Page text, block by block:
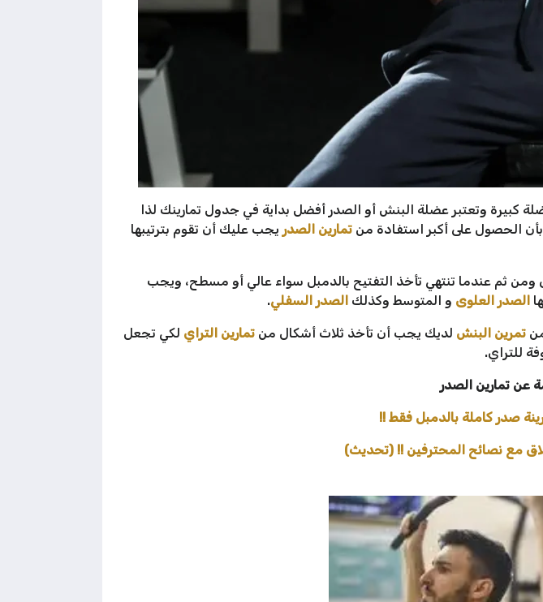
كبيرة وتعتبر عضلة البنش أو الصدر أفضل بداية في جدول تمارينك لذا
الحصول على أكبر استفادة من تمارين الصدر يجب عليك أن تقوم بترتيبها
ومن ثم عندما تنتهي تأخذ التفتيح بالدمبل سواء عالي أو مسطح، ويجب
الصدر العلوى و المتوسط وكذلك الصدر السفلي.
تمرين البنش لديك يجب أن تأخذ ثلاث أشكال من تمارين التراي لكي تجعل
للتراي.
عن تمارين الصدر
صدر كاملة بالدمبل فقط !!
مع نصائح المحترفين !! (تحديث)